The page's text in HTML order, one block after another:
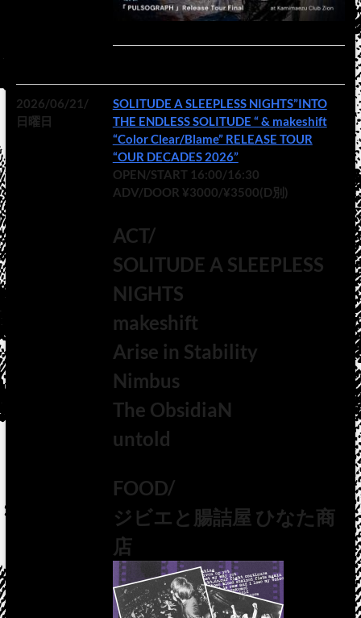
2026/06/21/
日曜日
SOLITUDE A SLEEPLESS NIGHTS”INTO
THE ENDLESS SOLITUDE “ & makeshift
“Color Clear/Blame” RELEASE TOUR
“OUR DECADES 2026”
OPEN/START 16:00/16:30
ADV/DOOR ¥3000/¥3500(D別)
ACT/
SOLITUDE A SLEEPLESS
NIGHTS
makeshift
Arise in Stability
Nimbus
The ObsidiaN
untold
FOOD/
ジビエと腸詰屋 ひなた商
店